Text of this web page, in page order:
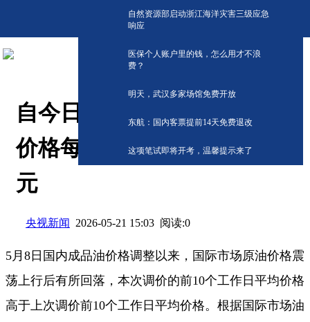
自然资源部启动浙江海洋灾害三级应急
响应
医保个人账户里的钱，怎么用才不浪
费？
明天，武汉多家场馆免费开放
东航：国内客票提前14天免费退改
这项笔试即将开考，温馨提示来了
自今日24时起 国内汽、柴油
价格每吨分别上调75元、70
元
央视新闻 2026-05-21 15:03 阅读:0
5月8日国内成品油价格调整以来，国际市场原油价格震
荡上行后有所回落，本次调价的前10个工作日平均价格
高于上次调价前10个工作日平均价格。根据国际市场油